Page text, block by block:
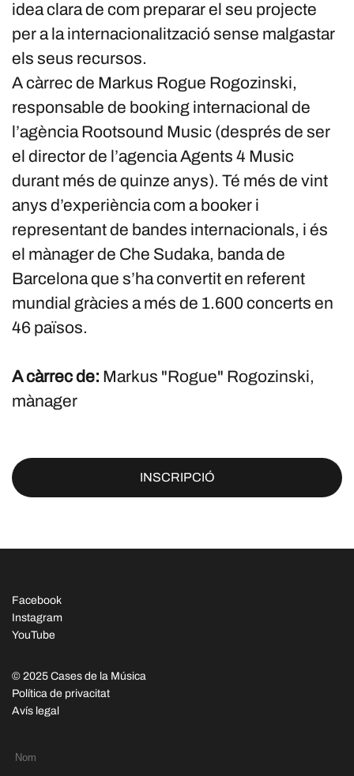
idea clara de com preparar el seu projecte
per a la internacionalització sense malgastar
els seus recursos.
A càrrec de Markus Rogue Rogozinski,
responsable de booking internacional de
l’agència Rootsound Music (després de ser
el director de l’agencia Agents 4 Music
durant més de quinze anys). Té més de vint
anys d’experiència com a booker i
representant de bandes internacionals, i és
el mànager de Che Sudaka, banda de
Barcelona que s’ha convertit en referent
mundial gràcies a més de 1.600 concerts en
46 països.
A càrrec de: Markus "Rogue" Rogozinski,
mànager
INSCRIPCIÓ
Facebook
Instagram
YouTube
© 2025 Cases de la Música
Política de privacitat
Avís legal